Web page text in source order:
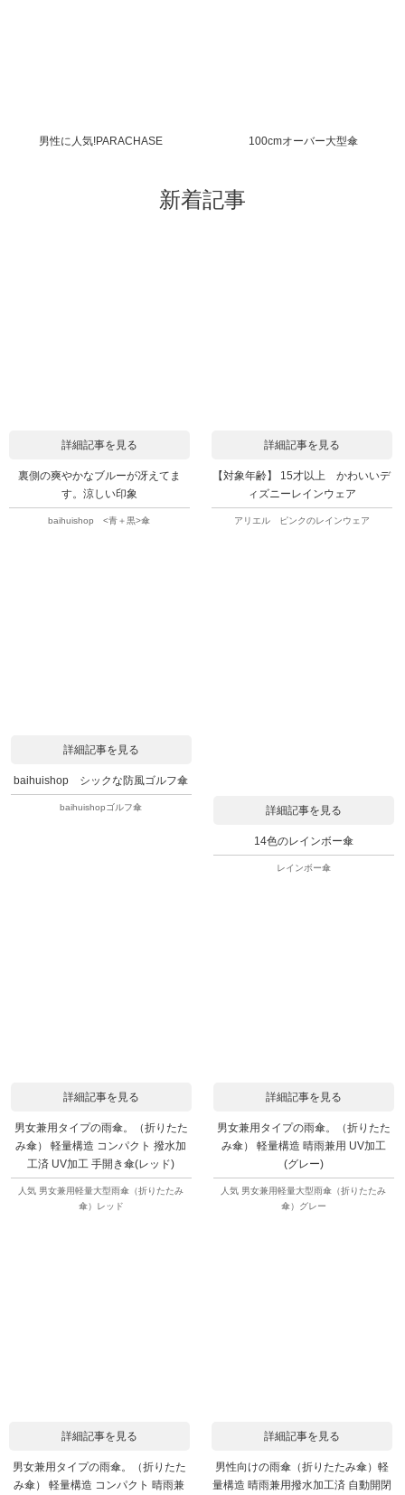
男性に人気!PARACHASE 100cmオーバー大型傘
新着記事
詳細記事を見る
裏側の爽やかなブルーが冴えてま
す。涼しい印象
baihuishop <青＋黒>傘
詳細記事を見る
【対象年齢】 15才以上 かわいいデ
ィズニーレインウェア
アリエル ピンクのレインウェア
詳細記事を見る
baihuishop シックな防風ゴルフ傘
baihuishopゴルフ傘 詳細記事を見る
14色のレインボー傘
レインボー傘
詳細記事を見る
男女兼用タイプの雨傘。（折りたた
み傘） 軽量構造 コンパクト 撥水加
工済 UV加工 手開き傘(レッド)
人気 男女兼用軽量大型雨傘（折りたたみ
傘）レッド
詳細記事を見る
男女兼用タイプの雨傘。（折りたた
み傘） 軽量構造 晴雨兼用 UV加工
(グレー)
人気 男女兼用軽量大型雨傘（折りたたみ
傘）グレー
詳細記事を見る
男女兼用タイプの雨傘。（折りたた
み傘） 軽量構造 コンパクト 晴雨兼
詳細記事を見る
男性向けの雨傘（折りたたみ傘）軽
量構造 晴雨兼用撥水加工済 自動開閉